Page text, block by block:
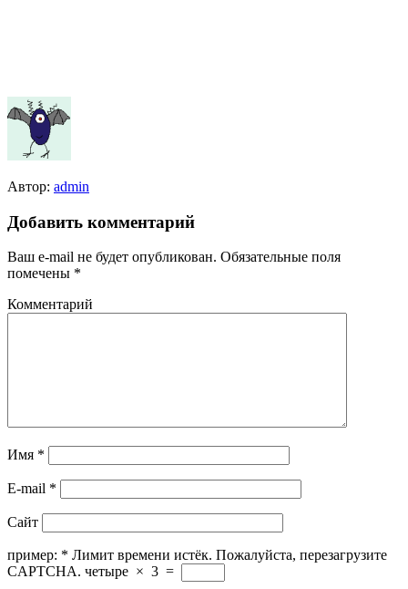
Автор: admin
Добавить комментарий
Ваш e-mail не будет опубликован. Обязательные поля
помечены *
Комментарий
Имя *
E-mail *
Сайт
пример: * Лимит времени истёк. Пожалуйста, перезагрузите
CAPTCHA. четыре × 3 =